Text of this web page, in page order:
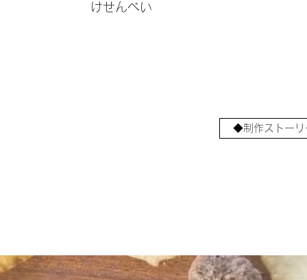
けせんべい
◆制作ストーリ